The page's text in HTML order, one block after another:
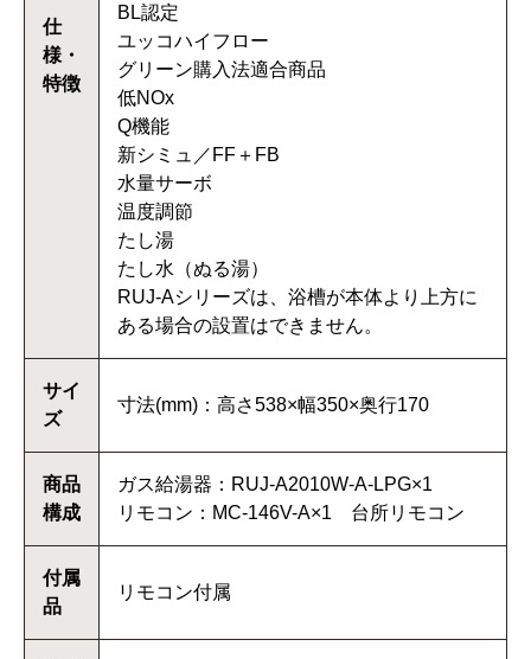
仕
様・
特徴
BL認定
ユッコハイフロー
グリーン購入法適合商品
低NOx
Q機能
新シミュ／FF＋FB
水量サーボ
温度調節
たし湯
たし水（ぬる湯）
RUJ-Aシリーズは、浴槽が本体より上方に
ある場合の設置はできません。
サイ
ズ
寸法(mm)：高さ538×幅350×奥行170
商品
構成
ガス給湯器：RUJ-A2010W-A-LPG×1
リモコン：MC-146V-A×1 台所リモコン
付属
品
リモコン付属